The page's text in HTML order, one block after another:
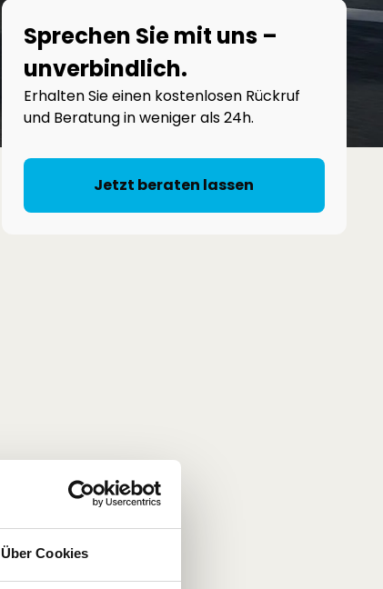
Über Cookies
Sprechen Sie mit uns –
unverbindlich.
Erhalten Sie einen kostenlosen Rückruf
und Beratung in weniger als 24h.
Jetzt beraten lassen